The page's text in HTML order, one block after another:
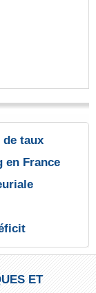
de taux
en France
ET